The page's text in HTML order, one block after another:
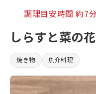
調理目安時間約7
しらすと菜の
焼き物 魚介料理